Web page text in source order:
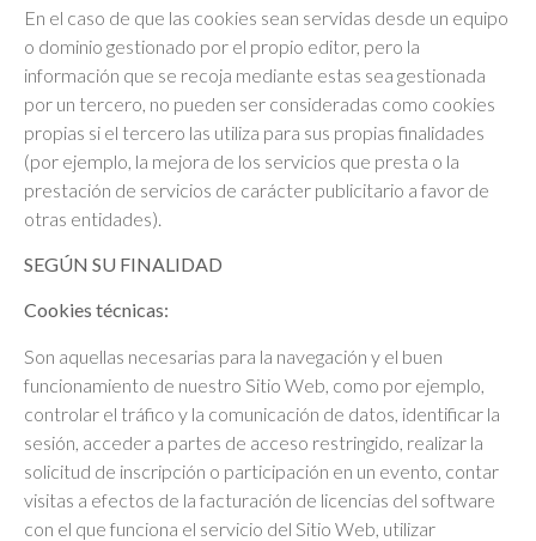
En el caso de que las cookies sean servidas desde un equipo
o dominio gestionado por el propio editor, pero la
información que se recoja mediante estas sea gestionada
por un tercero, no pueden ser consideradas como cookies
propias si el tercero las utiliza para sus propias finalidades
(por ejemplo, la mejora de los servicios que presta o la
prestación de servicios de carácter publicitario a favor de
otras entidades).
SEGÚN SU FINALIDAD
Cookies técnicas:
Son aquellas necesarias para la navegación y el buen
funcionamiento de nuestro Sitio Web, como por ejemplo,
controlar el tráfico y la comunicación de datos, identificar la
sesión, acceder a partes de acceso restringido, realizar la
solicitud de inscripción o participación en un evento, contar
visitas a efectos de la facturación de licencias del software
con el que funciona el servicio del Sitio Web, utilizar